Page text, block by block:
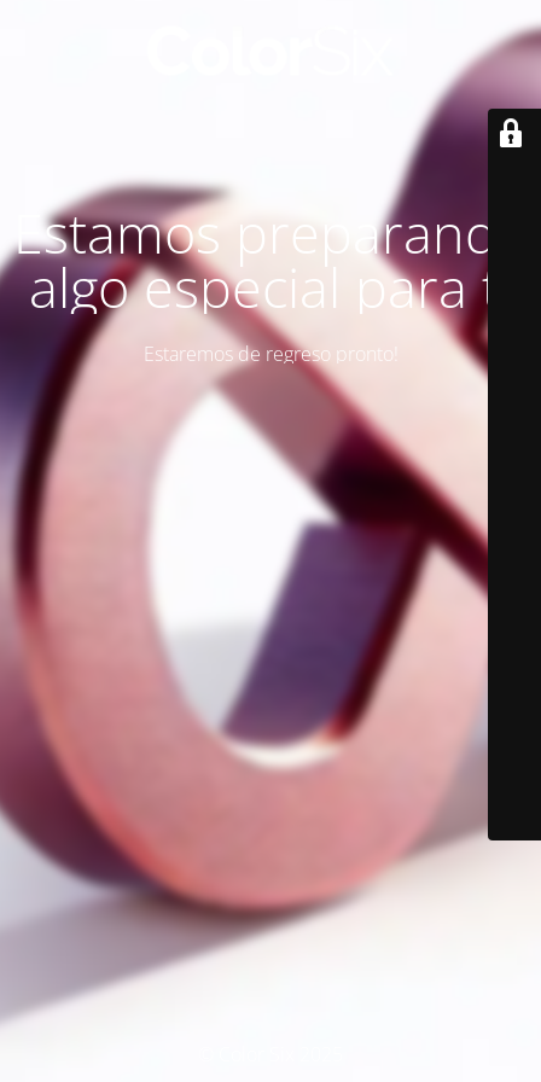
Estamos preparando
algo especial para ti
Estaremos de regreso pronto!